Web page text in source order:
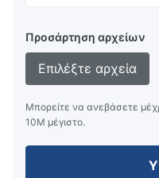
Προσάρτηση αρχείων
Επιλέξτε αρχεία
Μπορείτε να ανεβάσετε
10M μέγιστο.